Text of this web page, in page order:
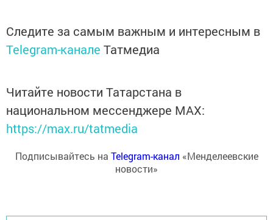
Следите за самым важным и интересным в
Telegram-канале Татмедиа
Читайте новости Татарстана в
национальном мессенджере MАХ:
https://max.ru/tatmedia
Подписывайтесь на Telegram-канал «Менделеевские
новости»